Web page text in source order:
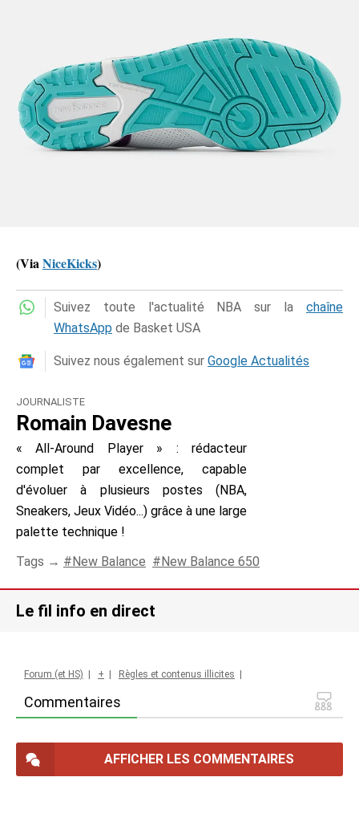
(ViaNiceKicks)
Suivez toute l'actualité NBA sur la chaîne
WhatsApp de Basket USA
Suivez nous également sur Google Actualités
JOURNALISTE
Romain Davesne
« All-Around Player » : rédacteur
complet par excellence, capable
d'évoluer à plusieurs postes (NBA,
Sneakers, Jeux Vidéo...) grâce à une large
palette technique !
Tags →
New Balance New Balance 650
Le fil info en direct
Commentaires
Forum (et HS) + Règles et contenus illicites
AFFICHER LES COMMENTAIRES